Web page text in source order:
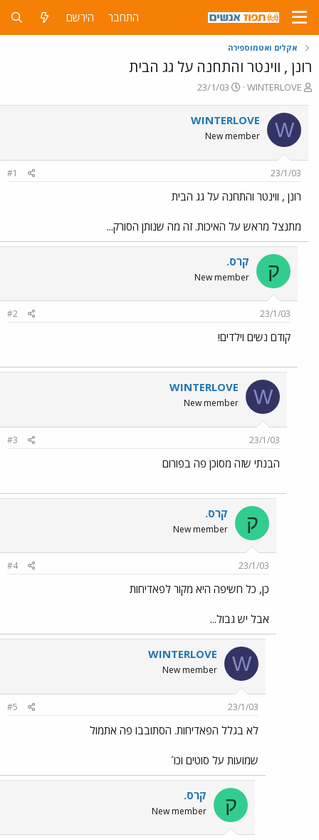
התחבר הירשם
אקלים ואטמוספירה
רונן , ווינטר והתחנה על גג הבית
פ
ח
ה
ו
ש
WINTERLOVE
פ
ס
ם
ת
י
23/1/03
W
WINTERLOVE
New member
23/1/03
#1
רונן , ווינטר והתחנה על גג הבית
מתנצל מראש על האיכות. זה מה שנותן הסורק...
ק קרס.
New member
23/1/03
#2
קודם נשים וילדים!
W
WINTERLOVE
New member
23/1/03
#3
הבנתי שזה מסוכן פה בפורום
ק קרס.
New member
23/1/03
#4
כן, כל חשיפה היא מקור לפאדיחות
אבל יש גבול...
W
WINTERLOVE
New member
23/1/03
#5
לא בגלל הפאדיחות. הסתובבו פה אתמול
שמועות על סוטים וכו´
ק קרס.
New member